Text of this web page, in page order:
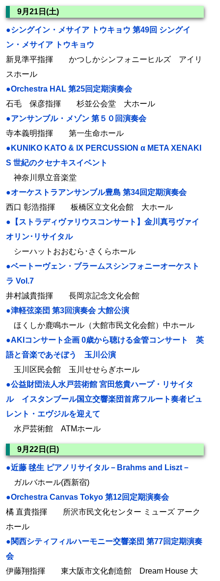
9月21日(土)
●シングイン・メサイア トウキョウ 第49回 シングイ
ン・メサイア トウキョウ
新見準平指揮 かつしかシンフォニーヒルズ アイリ
スホール
●Orchestra HAL 第25回定期演奏会
石毛 保彦指揮 杉並公会堂 大ホール
●アンサンブル・メゾン 第５０回演奏会
寺本義明指揮 第一生命ホール
●KUNIKO KATO & IX PERCUSSION α META XENAKI
S 世紀のクセナキスイベント
神奈川県立音楽堂
●オーケストラアンサンブル豊島 第34回定期演奏会
西口 彰浩指揮 板橋区立文化会館 大ホール
●【ストラディヴァリウスコンサート】金川真弓ヴァイ
オリン･リサイタル
シーハットおおむら･さくらホール
●ベートーヴェン・ブラームスシンフォニーオーケスト
ラ Vol.7
井村誠貴指揮 長岡京記念文化会館
●津軽弦楽団 第3回演奏会 大館公演
ほくしか鹿鳴ホール（大館市民文化会館）中ホール
●AKIコンサート企画 0歳から聴ける金管コンサート 英
語と音楽であそぼう 玉川公演
玉川区民会館 玉川せせらぎホール
●公益財団法人水戸芸術館 宮田悠貴ハープ・リサイタ
ル イスタンブール国立交響楽団首席フルート奏者ビュ
レント・エヴジルを迎えて
水戸芸術館 ATMホール
9月22日(日)
●近藤 毬生 ピアノリサイタル－Brahms and Liszt－
ガルバホール(西新宿)
●Orchestra Canvas Tokyo 第12回定期演奏会
橘 直貴指揮 所沢市民文化センター ミューズ アーク
ホール
●関西シティフィルハーモニー交響楽団 第77回定期演奏
会
伊藤翔指揮 東大阪市文化創造館 Dream House 大